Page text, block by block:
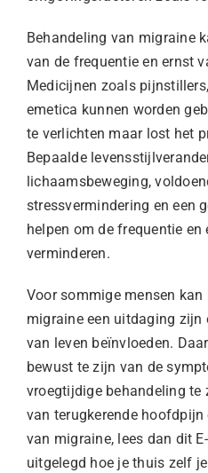
Behandeling van migraine
van de frequentie en ernst
Medicijnen zoals
emetica kunnen worden
te verlichten maar lost het
Bepaalde
lichaamsbeweging,
stressvermindering en een
helpen om de frequentie
verminderen.
Voor sommige mensen kan
migraine een uitdaging
van leven beïnvloeden.
bewust te zijn van de
vroegtijdige behandeling te
van terugkerende
van migraine, lees dan dit
uitgelegd hoe je thuis zelf